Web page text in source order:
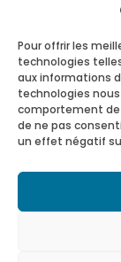
Pour offrir les
technologies
aux informations
technologies
comportement de
de ne pas
un effet négatif